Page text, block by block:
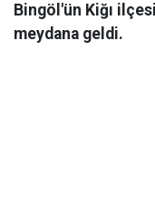
Bingöl'ün Kiğı
meydana geldi.